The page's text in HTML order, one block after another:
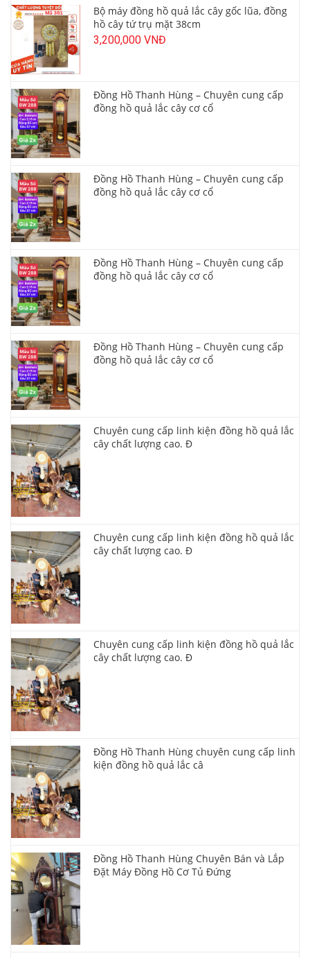
Bộ máy đồng hồ quả lắc cây gốc lũa, đồng
hồ cây tứ trụ mặt 38cm
3,200,000 VNĐ
Đồng Hồ Thanh Hùng – Chuyên cung cấp
đồng hồ quả lắc cây cơ cổ
Đồng Hồ Thanh Hùng – Chuyên cung cấp
đồng hồ quả lắc cây cơ cổ
Đồng Hồ Thanh Hùng – Chuyên cung cấp
đồng hồ quả lắc cây cơ cổ
Đồng Hồ Thanh Hùng – Chuyên cung cấp
đồng hồ quả lắc cây cơ cổ
Chuyên cung cấp linh kiện đồng hồ quả lắc
cây chất lượng cao. Đ
Chuyên cung cấp linh kiện đồng hồ quả lắc
cây chất lượng cao. Đ
Chuyên cung cấp linh kiện đồng hồ quả lắc
cây chất lượng cao. Đ
Đồng Hồ Thanh Hùng chuyên cung cấp linh
kiện đồng hồ quả lắc câ
Đồng Hồ Thanh Hùng Chuyên Bán và Lắp
Đặt Máy Đồng Hồ Cơ Tủ Đứng